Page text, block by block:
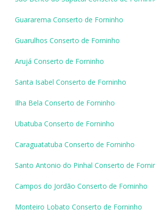
Guararema Conserto de Forninho
Guarulhos Conserto de Forninho
Arujá Conserto de Forninho
Santa Isabel Conserto de Forninho
Ilha Bela Conserto de Forninho
Ubatuba Conserto de Forninho
Caraguatatuba Conserto de Forninho
Santo Antonio do Pinhal Conserto de
Campos do Jordão Conserto de Forninho
Monteiro Lobato Conserto de Forninho